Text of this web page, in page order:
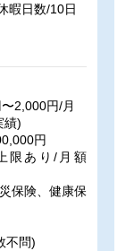
暇日数/10日
2,000円/月
績)
円
限あり/月額
保険、健康保
不問)